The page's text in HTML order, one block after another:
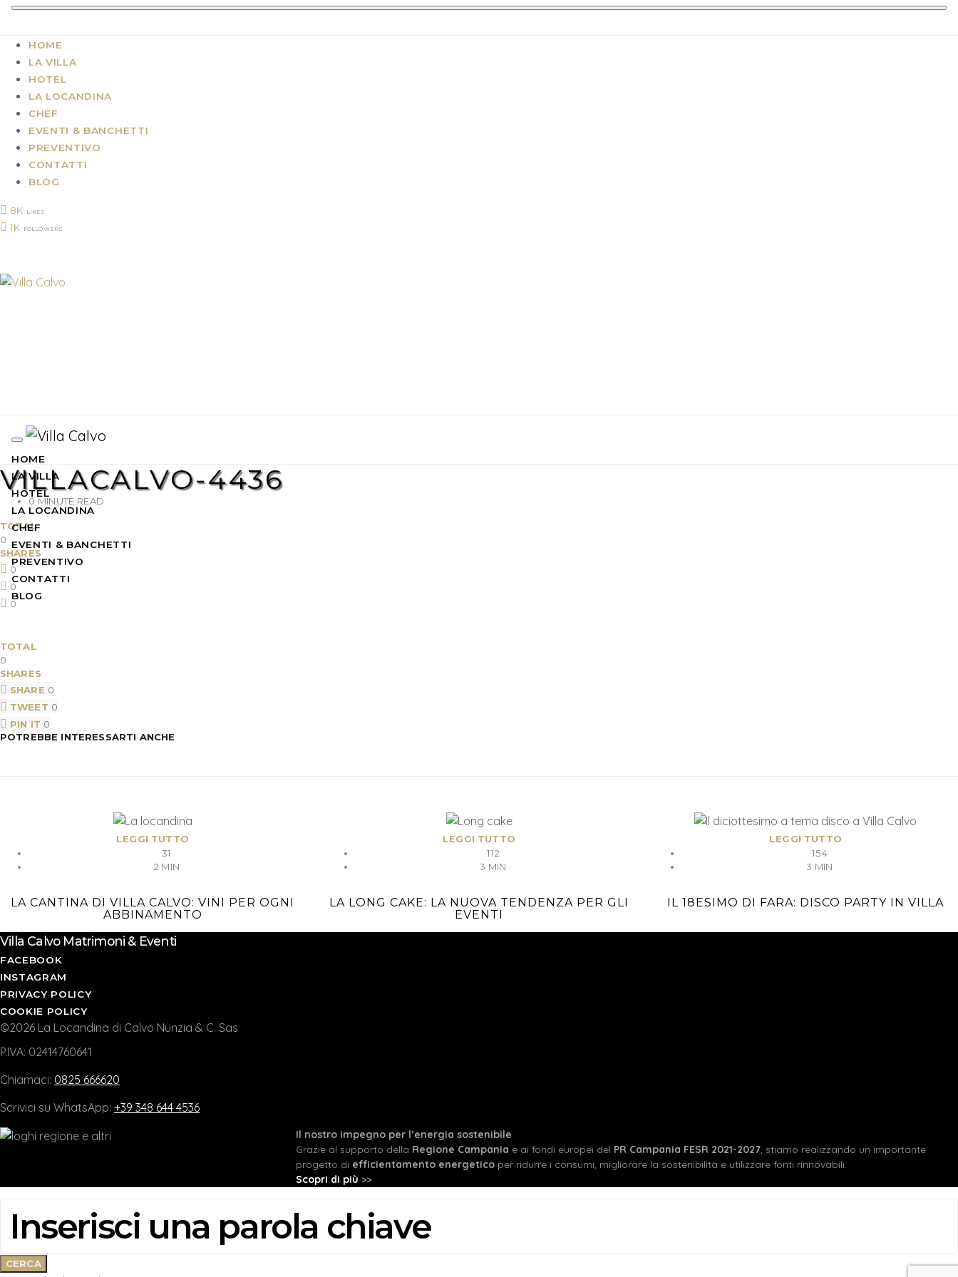
HOME
LA VILLA
HOTEL
LA LOCANDINA
CHEF
EVENTI & BANCHETTI
PREVENTIVO
CONTATTI
BLOG
8K LIKES
1K FOLLOWERS
HOME
LA VILLA
HOTEL
LA LOCANDINA
CHEF
EVENTI & BANCHETTI
PREVENTIVO
CONTATTI
BLOG
VILLACALVO-4436
0 MINUTE READ
TOTAL
0
SHARES
0
0
0
TOTAL
0
SHARES
SHARE 0
TWEET 0
PIN IT 0
POTREBBE INTERESSARTI ANCHE
LEGGI TUTTO
31
2 MIN
LA CANTINA DI VILLA CALVO: VINI PER OGNI
ABBINAMENTO
LEGGI TUTTO
112
3 MIN
LA LONG CAKE: LA NUOVA TENDENZA PER GLI
EVENTI
LEGGI TUTTO
154
3 MIN
IL 18ESIMO DI FARA: DISCO PARTY IN VILLA
Villa Calvo Matrimoni & Eventi
FACEBOOK
INSTAGRAM
PRIVACY POLICY
COOKIE POLICY
©2026 La Locandina di Calvo Nunzia & C. Sas
P.IVA: 02414760641
Chiamaci: 0825 666620
Scrivici su WhatsApp: +39 348 644 4536
Il nostro impegno per l’energia sostenibile
Grazie al supporto della Regione Campania e ai fondi europei del PR Campania FESR 2021-2027, stiamo realizzando un importante
progetto di efficientamento energetico per ridurre i consumi, migliorare la sostenibilità e utilizzare fonti rinnovabili.
Scopri di più >>
CERCA